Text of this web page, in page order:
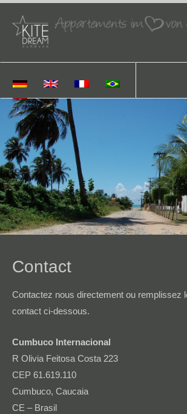
Contact
Contactez nous directement ou remplissez
contact ci-dessous.
Cumbuco Internacional
R Olivia Feitosa Costa 223
CEP 61.619.110
Cumbuco, Caucaia
CE – Brasil